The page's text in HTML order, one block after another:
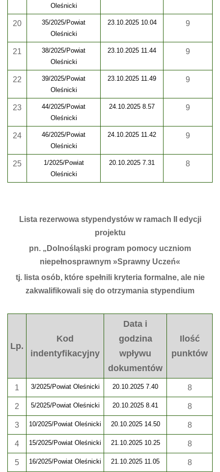
Oleśnicki
20
35/2025/Powiat
Oleśnicki
23.10.2025 10.04 9
21
38/2025/Powiat
Oleśnicki
23.10.2025 11.44 9
22
39/2025/Powiat
Oleśnicki
23.10.2025 11.49 9
23
44/2025/Powiat
Oleśnicki
24.10.2025 8.57 9
24
46/2025/Powiat
Oleśnicki
24.10.2025 11.42 9
25
1/2025/Powiat
Oleśnicki
20.10.2025 7.31 8
Lista rezerwowa stypendystów w ramach II edycji
projektu
pn. „Dolnośląski program pomocy uczniom
niepełnosprawnym »Sprawny Uczeń«
tj. lista osób, które spełnili kryteria formalne, ale nie
zakwalifikowali się do otrzymania stypendium
Lp.
Kod
indentyfikacyjny
Data i
godzina
wpływu
dokumentów
Ilość
punktów
1 3/2025/Powiat Oleśnicki 20.10.2025 7.40 8
2 5/2025/Powiat Oleśnicki 20.10.2025 8.41 8
3 10/2025/Powiat Oleśnicki 20.10.2025 14.50 8
4 15/2025/Powiat Oleśnicki 21.10.2025 10.25 8
5 16/2025/Powiat Oleśnicki 21.10.2025 11.05 8